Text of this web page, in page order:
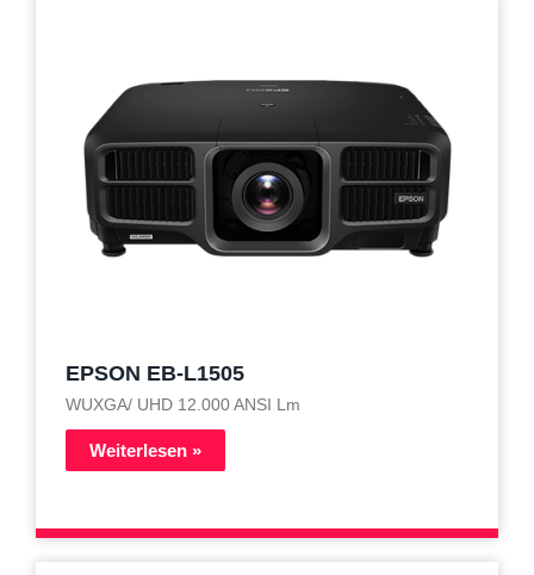
EPSON EB-L1505
WUXGA/ UHD 12.000 ANSI Lm
Weiterlesen »